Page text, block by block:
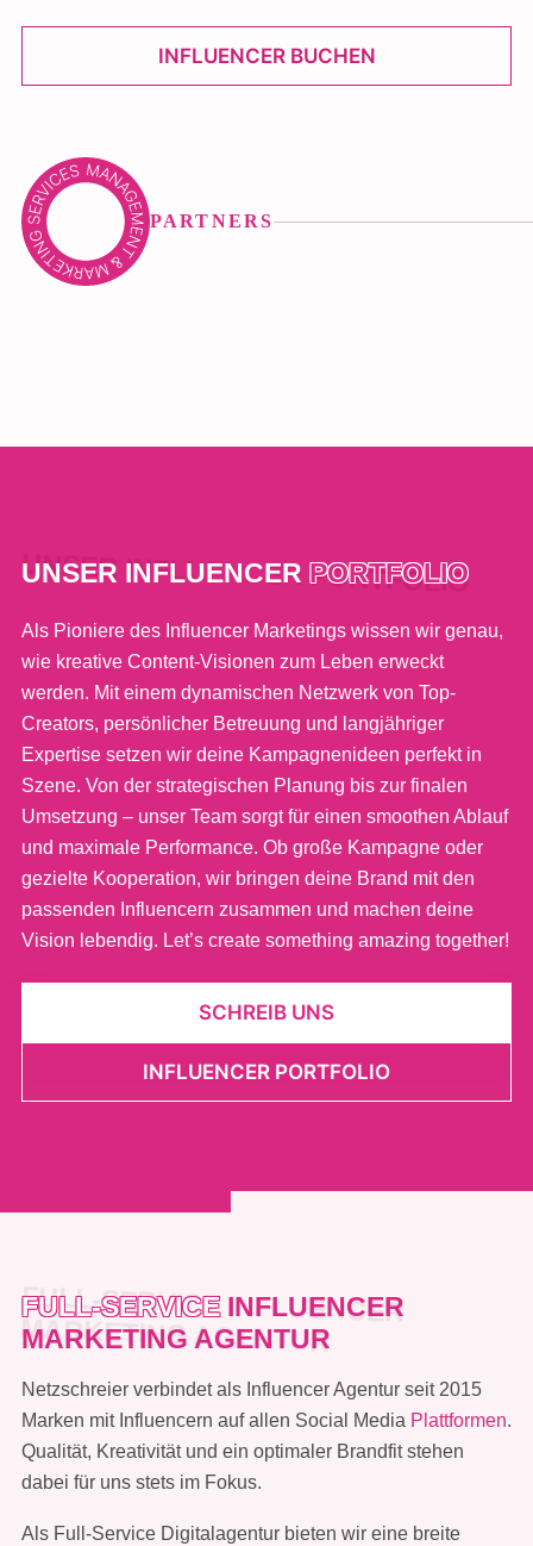
INFLUENCER BUCHEN
PARTNERS
UNSER INFLUENCER PORTFOLIO
Als Pioniere des Influencer Marketings wissen wir genau,
wie kreative Content-Visionen zum Leben erweckt
werden. Mit einem dynamischen Netzwerk von Top-
Creators, persönlicher Betreuung und langjähriger
Expertise setzen wir deine Kampagnenideen perfekt in
Szene. Von der strategischen Planung bis zur finalen
Umsetzung – unser Team sorgt für einen smoothen Ablauf
und maximale Performance. Ob große Kampagne oder
gezielte Kooperation, wir bringen deine Brand mit den
passenden Influencern zusammen und machen deine
Vision lebendig. Let’s create something amazing together!
SCHREIB UNS
INFLUENCER PORTFOLIO
FULL-SERVICEINFLUENCER
MARKETING AGENTUR
Netzschreier verbindet als Influencer Agentur seit 2015
Marken mit Influencern auf allen Social Media Plattformen.
Qualität, Kreativität und ein optimaler Brandfit stehen
dabei für uns stets im Fokus.
Als Full-Service Digitalagentur bieten wir eine breite